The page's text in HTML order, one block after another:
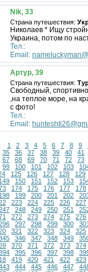
Nik, 33
Страна путешествия:
Николаев * Ищу
Украина, потом по
Тел.:
Email:
Артур, 39
Страна путешествия:
Свободный,
,на теплое море, на
с фото!
Тел.:
Email:
1 2 3 4 5 6 7 8 9
35 36 37 38 39 40 41
67 68 69 70 71 72 73
99 100 101 102 103
125 126 127 128 129
149 150 151 152 153
174 175 176 177 178
198 199 200 201 202
223 224 225 226 227
248 249 250 251
272 273 274 275 276
297 298 299 300 301
321 322 323 324 325
346 347 348 349
370 371 372 373 374
395 396 397 398
419 420 421 422 423
444 445 446 447